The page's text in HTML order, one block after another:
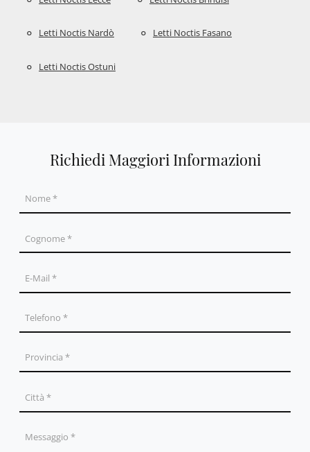
Letti Noctis Nardò Letti Noctis Fasano
Letti Noctis Ostuni
Richiedi Maggiori Informazioni